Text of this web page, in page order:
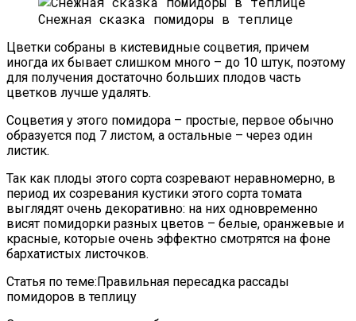
Снежная сказка помидоры в теплице
Цветки собраны в кистевидные соцветия, причем
иногда их бывает слишком много – до 10 штук, поэтому
для получения достаточно больших плодов часть
цветков лучше удалять.
Соцветия у этого помидора – простые, первое обычно
образуется под 7 листом, а остальные – через один
листик.
Так как плоды этого сорта созревают неравномерно, в
период их созревания кустики этого сорта томата
выглядят очень декоративно: на них одновременно
висят помидорки разных цветов – белые, оранжевые и
красные, которые очень эффектно смотрятся на фоне
бархатистых листочков.
Статья по теме:Правильная пересадка рассады
помидоров в теплицу